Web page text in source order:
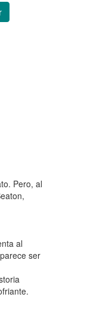
Pero, al
al
ser